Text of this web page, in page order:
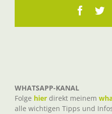
WHATSAPP-KANAL
Folge hier direkt meinem
alle wichtigen Tipps und